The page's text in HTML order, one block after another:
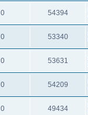
0 54394
0 53340
0 53631
0 54209
0 49434